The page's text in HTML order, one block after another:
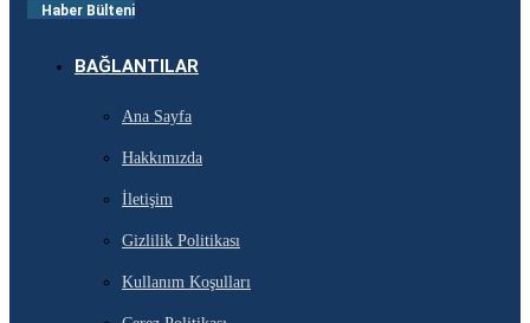
Haber Bülteni
BAĞLANTILAR
Ana Sayfa
Hakkımızda
İletişim
Gizlilik Politikası
Kullanım Koşulları